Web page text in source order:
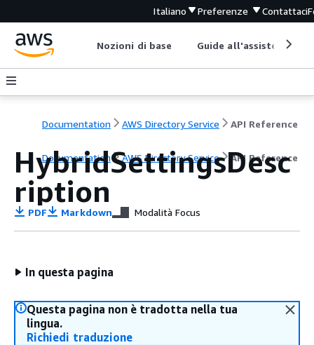
Italiano Preferenze Contattaci
Nozioni di base Guide all'assistenza
Documentation AWS Directory Service API Reference
Documentation AWS Directory Service API Reference
HybridSettingsDesc
ription
PDF Markdown Modalità Focus
In questa pagina
Questa pagina non è tradotta nella tua
lingua.
Richiedi traduzione